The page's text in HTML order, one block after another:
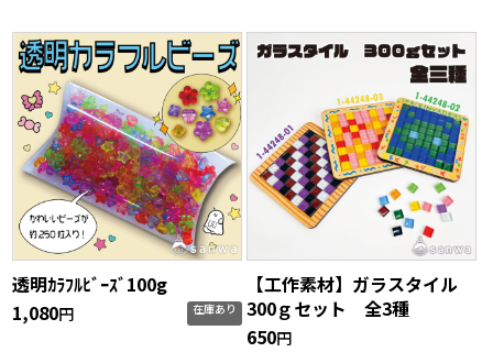
透明ｶﾗﾌﾙﾋﾞｰｽﾞ100g
1,080円 在庫あり
【工作素材】ガラスタイル
300ｇセット 全3種
650円